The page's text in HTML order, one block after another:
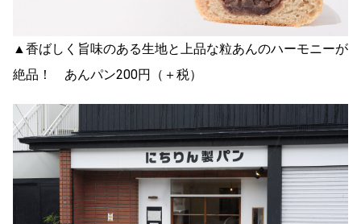
▲香ばしく旨味のある生地と上品な粒あんのハーモニーが
絶品！ あんパン200円（＋税）